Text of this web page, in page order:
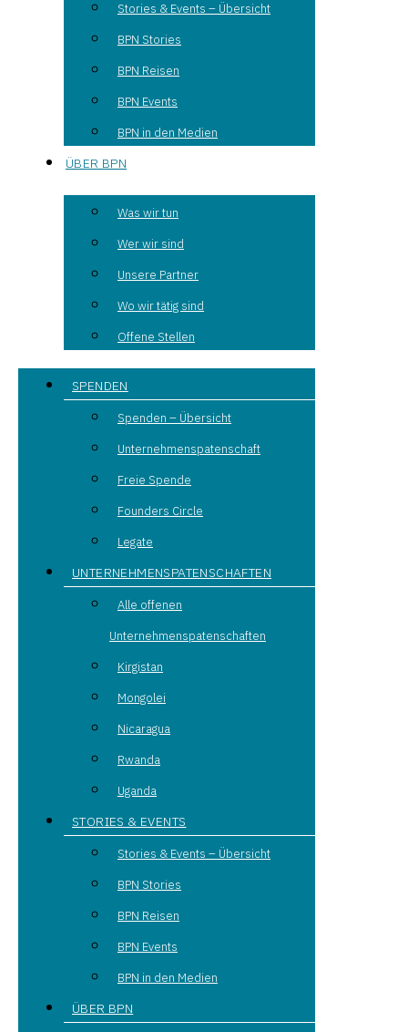
Stories & Events – Übersicht
BPN Stories
BPN Reisen
BPN Events
BPN in den Medien
ÜBER BPN
Was wir tun
Wer wir sind
Unsere Partner
Wo wir tätig sind
Offene Stellen
SPENDEN
Spenden – Übersicht
Unternehmenspatenschaft
Freie Spende
Founders Circle
Legate
UNTERNEHMENSPATENSCHAFTEN
Alle offenen
Unternehmenspatenschaften
Kirgistan
Mongolei
Nicaragua
Rwanda
Uganda
STORIES & EVENTS
Stories & Events – Übersicht
BPN Stories
BPN Reisen
BPN Events
BPN in den Medien
ÜBER BPN